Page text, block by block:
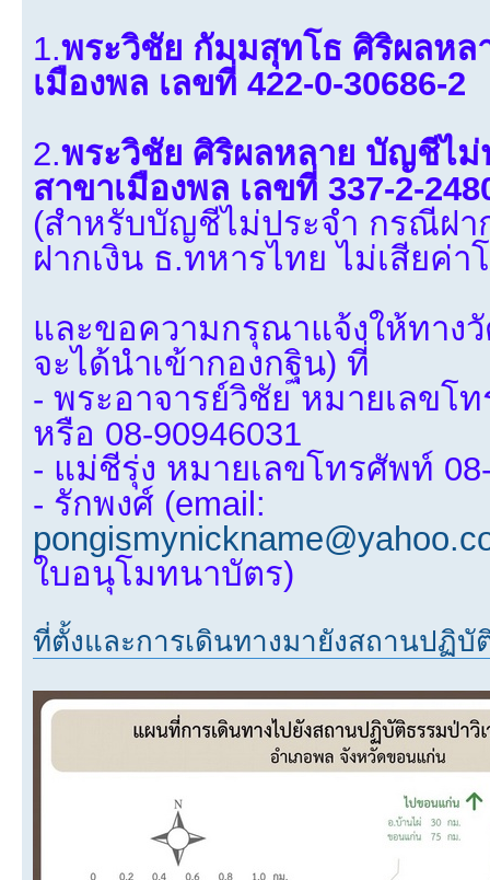
1.พระวิชัย กัมมสุทโธ ศิริผลหล
เมืองพล เลขที่ 422-0-30686-2
2.พระวิชัย ศิริผลหลาย บัญชีไม่
สาขาเมืองพล เลขที่ 337-2-
(สำหรับบัญชีไม่ประจำ กรณีฝา
ฝากเงิน ธ.ทหารไทย ไม่เสียค่า
และขอความกรุณาแจ้งให้ทาง
จะได้นำเข้ากองกฐิน) ที่
- พระอาจารย์วิชัย หมายเลขโ
หรือ 08-90946031
- แม่ชีรุ่ง หมายเลขโทรศัพท์
- รักพงศ์ (email:
ใบอนุโมทนาบัตร)
ที่ตั้งและการเดินทางมายังสถานปฏิบั